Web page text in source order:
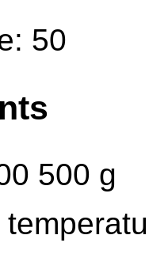
50
500 g